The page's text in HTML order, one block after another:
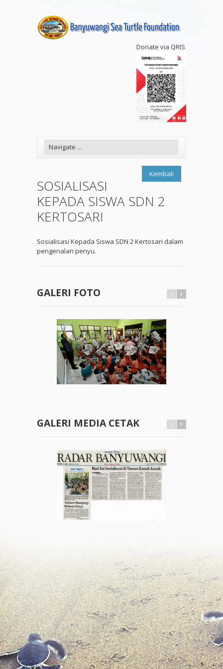
Donate via QRIS
Kembali
SOSIALISASI
KEPADA SISWA SDN 2
KERTOSARI
Sosialisasi Kepada Siswa SDN 2 Kertosari dalam
pengenalan penyu.
GALERI FOTO
GALERI MEDIA CETAK